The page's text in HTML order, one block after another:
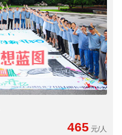
465 元/人